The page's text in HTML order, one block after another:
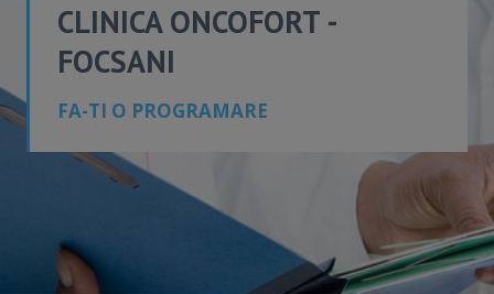
CLINICA ONCOFORT -
FOCSANI
FA-TI O PROGRAMARE